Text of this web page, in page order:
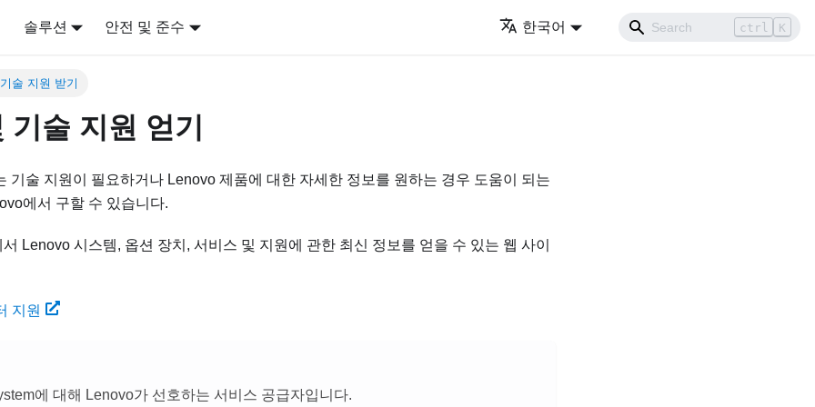
솔루션 안전 및 준수 한국어 ctrl K
술 지원 받기
기술 지원 얻기
기술 지원이 필요하거나 Lenovo 제품에 대한 자세한 정보를 원하는 경우 도움이 되는
에서 구할 수 있습니다.
Lenovo 시스템, 옵션 장치, 서비스 및 지원에 관한 최신 정보를 얻을 수 있는 웹 사이
지원
에 대해 Lenovo가 선호하는 서비스 공급자입니다.